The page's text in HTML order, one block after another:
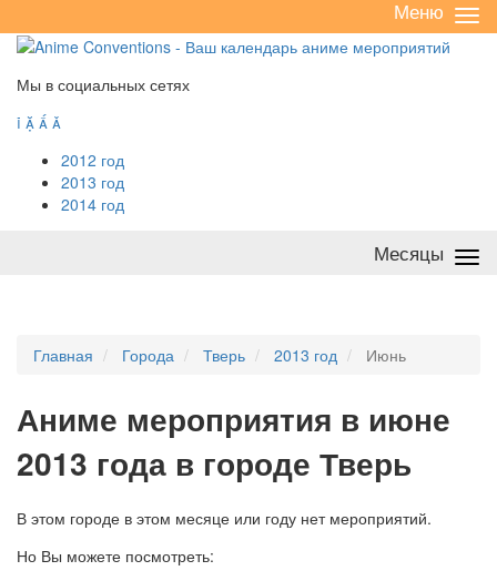
/
Меню
Мы в социальных сетях
   
2012 год
2013 год
2014 год
Месяцы
Главная Города Тверь 2013 год Июнь
Аниме мероприятия в июне
2013 года в городе Тверь
В этом городе в этом месяце или году нет мероприятий.
Но Вы можете посмотреть: